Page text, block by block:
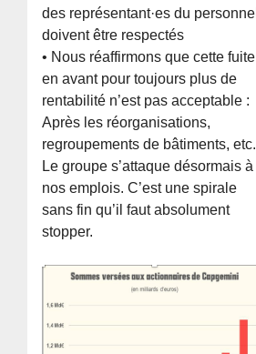
des représentant·es du personnel
doivent être respectés
• Nous réaffirmons que cette fuite
en avant pour toujours plus de
rentabilité n’est pas acceptable :
Après les réorganisations,
regroupements de bâtiments, etc.
Le groupe s’attaque désormais à
nos emplois. C’est une spirale
sans fin qu’il faut absolument
stopper.